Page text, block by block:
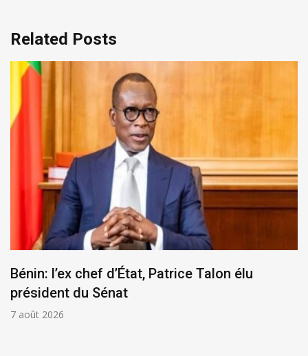
Related Posts
Bénin: l’ex chef d’État, Patrice Talon élu
président du Sénat
7 août 2026